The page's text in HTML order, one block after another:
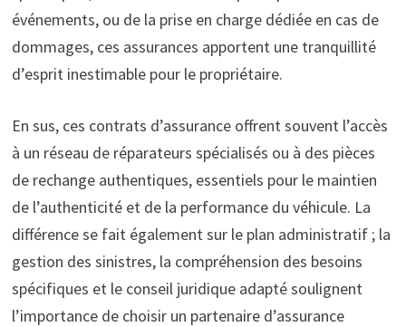
événements, ou de la prise en charge dédiée en cas de
dommages, ces assurances apportent une tranquillité
d’esprit inestimable pour le propriétaire.
En sus, ces contrats d’assurance offrent souvent l’accès
à un réseau de réparateurs spécialisés ou à des pièces
de rechange authentiques, essentiels pour le maintien
de l’authenticité et de la performance du véhicule. La
différence se fait également sur le plan administratif ; la
gestion des sinistres, la compréhension des besoins
spécifiques et le conseil juridique adapté soulignent
l’importance de choisir un partenaire d’assurance